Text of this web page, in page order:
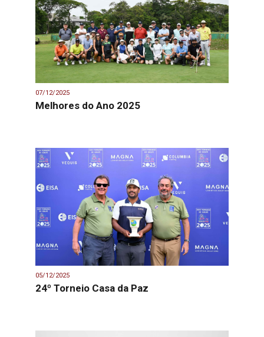
07/12/2025
Melhores do Ano 2025
05/12/2025
24º Torneio Casa da Paz